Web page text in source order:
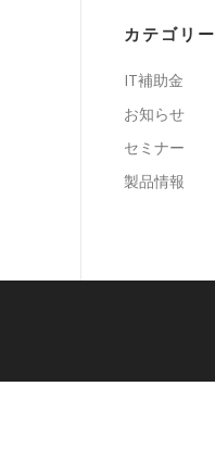
カテゴリー
IT補助金
お知らせ
セミナー
製品情報